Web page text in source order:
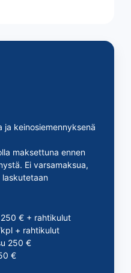
ja keinosiemennyksenä
maksettuna ennen
Ei varsamaksua,
250 € + rahtikulut
+ rahtikulut
250 €
€